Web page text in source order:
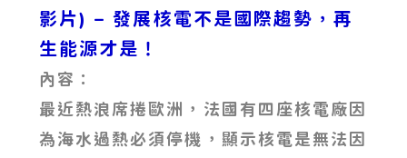
影片) – 發展核電不是國際趨勢，再
生能源才是！
內容：
最近熱浪席捲歐洲，法國有四座核電廠因
為海水過熱必須停機，顯示核電是無法因